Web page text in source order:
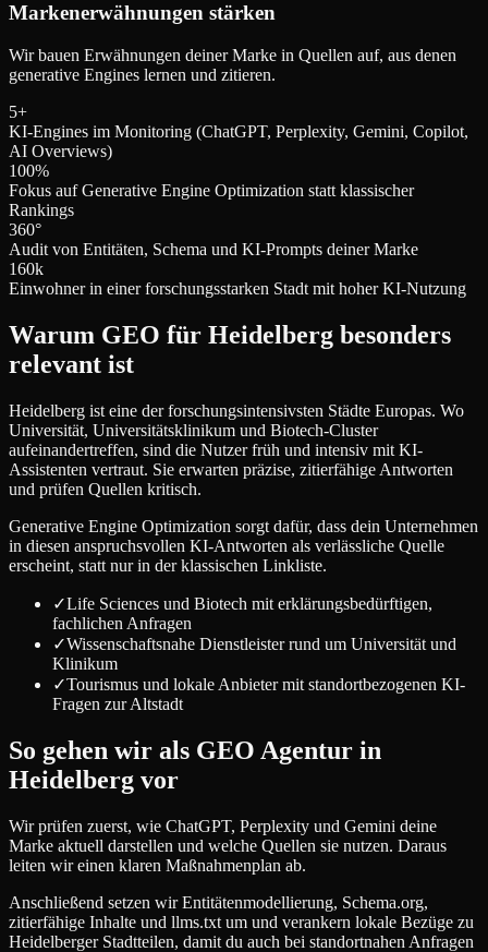
Markenerwähnungen stärken
Wir bauen Erwähnungen deiner Marke in Quellen auf, aus denen
generative Engines lernen und zitieren.
5+
KI-Engines im Monitoring (ChatGPT, Perplexity, Gemini, Copilot,
AI Overviews)
100%
Fokus auf Generative Engine Optimization statt klassischer
Rankings
360°
Audit von Entitäten, Schema und KI-Prompts deiner Marke
160k
Einwohner in einer forschungsstarken Stadt mit hoher KI-Nutzung
Warum GEO für Heidelberg besonders
relevant ist
Heidelberg ist eine der forschungsintensivsten Städte Europas. Wo
Universität, Universitätsklinikum und Biotech-Cluster
aufeinandertreffen, sind die Nutzer früh und intensiv mit KI-
Assistenten vertraut. Sie erwarten präzise, zitierfähige Antworten
und prüfen Quellen kritisch.
Generative Engine Optimization sorgt dafür, dass dein Unternehmen
in diesen anspruchsvollen KI-Antworten als verlässliche Quelle
erscheint, statt nur in der klassischen Linkliste.
✓Life Sciences und Biotech mit erklärungsbedürftigen,
fachlichen Anfragen
✓Wissenschaftsnahe Dienstleister rund um Universität und
Klinikum
✓Tourismus und lokale Anbieter mit standortbezogenen KI-
Fragen zur Altstadt
So gehen wir als GEO Agentur in
Heidelberg vor
Wir prüfen zuerst, wie ChatGPT, Perplexity und Gemini deine
Marke aktuell darstellen und welche Quellen sie nutzen. Daraus
leiten wir einen klaren Maßnahmenplan ab.
Anschließend setzen wir Entitätenmodellierung, Schema.org,
zitierfähige Inhalte und llms.txt um und verankern lokale Bezüge zu
Heidelberger Stadtteilen, damit du auch bei standortnahen Anfragen